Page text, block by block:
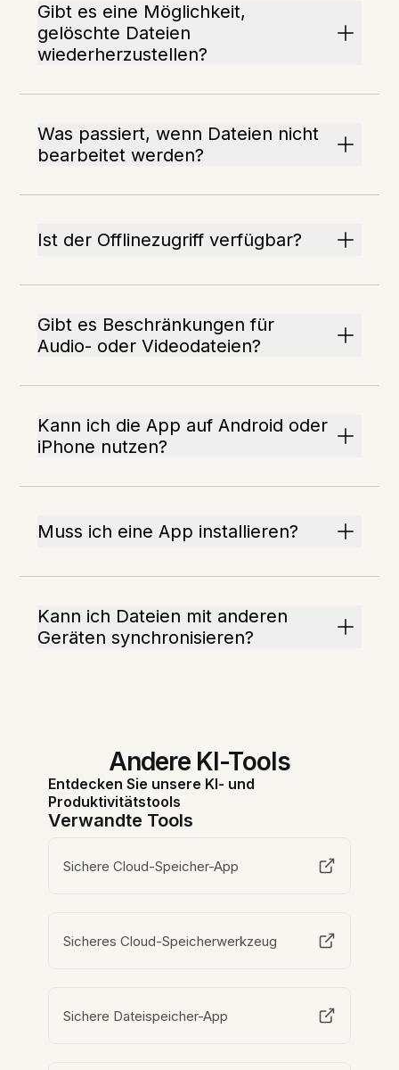
Gibt es eine Möglichkeit,
gelöschte Dateien
wiederherzustellen?
Was passiert, wenn Dateien nicht
bearbeitet werden?
Ist der Offlinezugriff verfügbar?
Gibt es Beschränkungen für
Audio- oder Videodateien?
Kann ich die App auf Android oder
iPhone nutzen?
Muss ich eine App installieren?
Kann ich Dateien mit anderen
Geräten synchronisieren?
Andere KI-Tools
Entdecken Sie unsere KI- und
Produktivitätstools
Verwandte Tools
Sichere Cloud-Speicher-App
Sicheres Cloud-Speicherwerkzeug
Sichere Dateispeicher-App